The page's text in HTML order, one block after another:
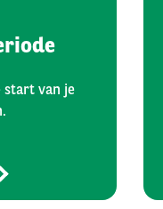
start van je